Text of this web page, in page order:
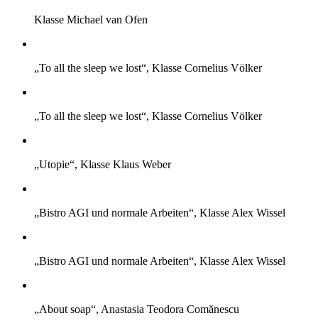
Klasse Michael van Ofen
„To all the sleep we lost“, Klasse Cornelius Völker
„To all the sleep we lost“, Klasse Cornelius Völker
„Utopie“, Klasse Klaus Weber
„Bistro AGI und normale Arbeiten“, Klasse Alex Wissel
„Bistro AGI und normale Arbeiten“, Klasse Alex Wissel
„About soap“, Anastasia Teodora Comănescu